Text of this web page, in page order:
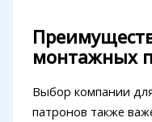
монтажных
Выбор компании
патронов также